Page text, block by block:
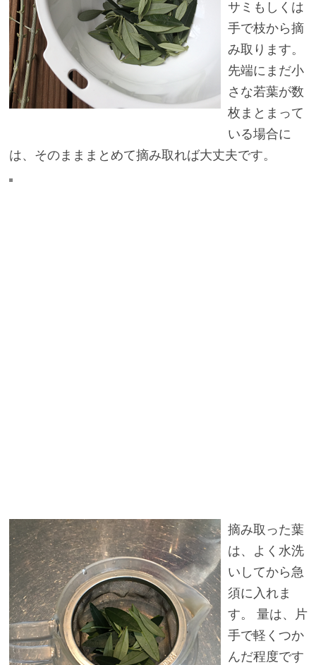
サミもしくは
手で枝から摘
み取ります。
先端にまだ小
さな若葉が数
枚まとまって
いる場合に
は、そのまままとめて摘み取れば大丈夫です。
摘み取った葉
は、よく水洗
いしてから急
須に入れま
す。 量は、片
手で軽くつか
んだ程度です